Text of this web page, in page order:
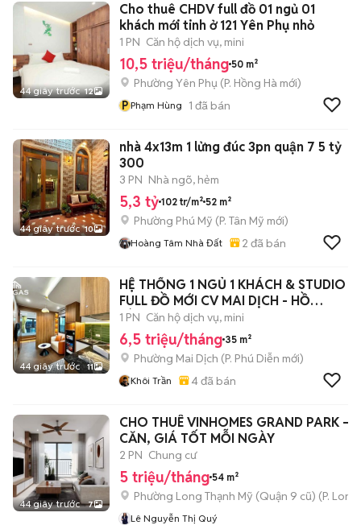
44 giây trước 12
Cho thuê CHDV full đồ 01 ngủ 01
khách mới tinh ở 121 Yên Phụ nhỏ
1 PN Căn hộ dịch vụ, mini
10,5 triệu/tháng 50 m²
Phường Yên Phụ (P. Hồng Hà mới)
P Phạm Hùng 1 đã bán
44 giây trước 10
nhà 4x13m 1 lửng đúc 3pn quận 7 5 tỷ
300
3 PN Nhà ngõ, hẻm
5,3 tỷ 102 tr/m² 52 m²
Phường Phú Mỹ (P. Tân Mỹ mới)
Hoàng Tâm Nhà Đất 2 đã bán
44 giây trước 11
HỆ THỐNG 1 NGỦ 1 KHÁCH & STUDIO
FULL ĐỒ MỚI CV MAI DỊCH - HỒ
TÙNG MẬU
1 PN Căn hộ dịch vụ, mini
6,5 triệu/tháng 35 m²
Phường Mai Dịch (P. Phú Diễn mới)
Khôi Trần 4đã bán
44 giây trước 7
CHO THUÊ VINHOMES GRAND PARK –
CĂN, GIÁ TỐT MỖI NGÀY
2 PN Chung cư
5 triệu/tháng 54 m²
Phường Long Thạnh Mỹ (Quận 9 cũ) (P.
Lê Nguyễn Thị Quý